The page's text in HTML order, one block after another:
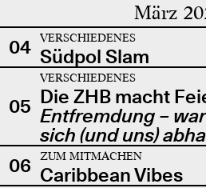
März
04 VERSCHIEDENES
Südpol Slam
05
VERSCHIEDENES
Die ZHB macht
Entfremdung –
sich (und uns)
06
ZUM MITMACHEN
Caribbean Vibes